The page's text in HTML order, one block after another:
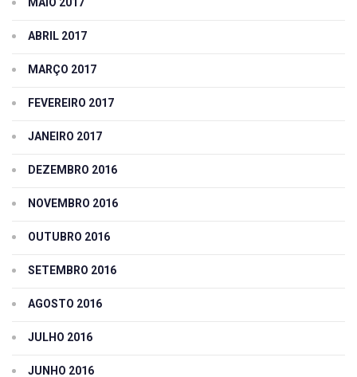
ABRIL 2017
MARÇO 2017
FEVEREIRO 2017
JANEIRO 2017
DEZEMBRO 2016
NOVEMBRO 2016
OUTUBRO 2016
SETEMBRO 2016
AGOSTO 2016
JULHO 2016
JUNHO 2016